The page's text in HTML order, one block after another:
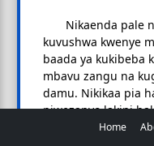
Nikaenda pale
kuvushwa kwenye
baada ya kukibeba
mbavu zangu na
damu. Nikikaa pia
niwezanyo lakini
nikaanza kupoteza
Home